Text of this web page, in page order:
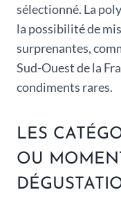
sélectionné. La
la possibilité de
surprenantes,
Sud-Ouest de la
condiments rares.
LES
OU